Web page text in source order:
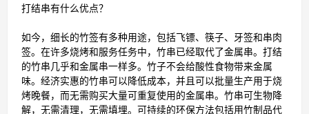
打结串有什么优点？
如今，细长的竹签有多种用途，包括飞镖、筷子、牙签和串肉
签。在许多烧烤和服务任务中，竹串已经取代了金属串。打结
的竹串几乎和金属串一样多。竹子不会给酸性食物带来金属
味。经济实惠的竹串可以降低成本，并且可以批量生产用于烧
烤晚餐，而无需购买大量可重复使用的金属串。竹串可生物降
解，无需清理，无需填埋。可持续的环保方法包括用竹制品代